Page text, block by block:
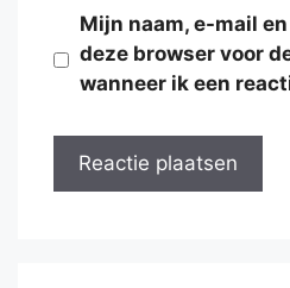
Mijn naam, e-mail
deze browser voor
wanneer ik een